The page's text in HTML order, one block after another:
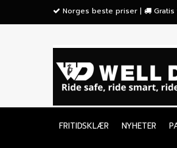
Norges beste priser |
FRITIDSKLÆR NYHETER